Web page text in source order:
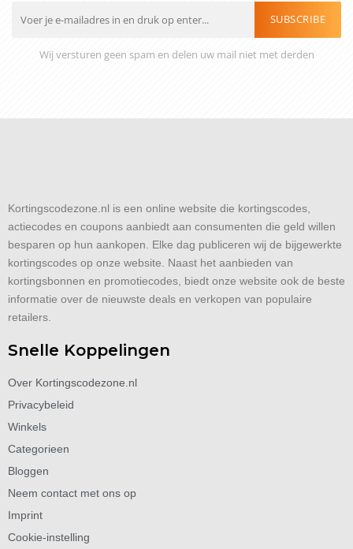
SUBSCRIBE
Wij versturen geen spam en delen uw mail niet met derden
Kortingscodezone.nl is een online website die kortingscodes,
actiecodes en coupons aanbiedt aan consumenten die geld willen
besparen op hun aankopen. Elke dag publiceren wij de bijgewerkte
kortingscodes op onze website. Naast het aanbieden van
kortingsbonnen en promotiecodes, biedt onze website ook de beste
informatie over de nieuwste deals en verkopen van populaire
retailers.
Snelle Koppelingen
Over Kortingscodezone.nl
Privacybeleid
Winkels
Categorieen
Bloggen
Neem contact met ons op
Imprint
Cookie-instelling